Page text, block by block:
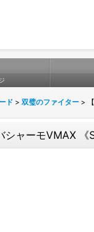
ド > 双璧のファイター >
シャーモVMAX